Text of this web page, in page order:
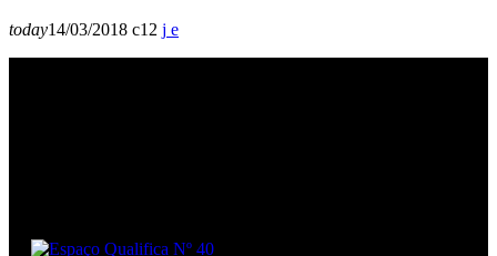
today14/03/2018 12